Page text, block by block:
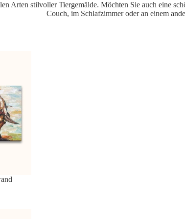
Arten stilvoller Tiergemälde. Möchten Sie auch eine
Couch, im Schlafzimmer oder an einem